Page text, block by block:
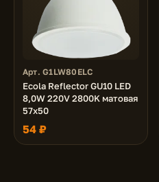
Арт. G1LW80ELC
Ecola Reflector GU10 LED
8,0W 220V 2800K матовая
57x50
54 ₽